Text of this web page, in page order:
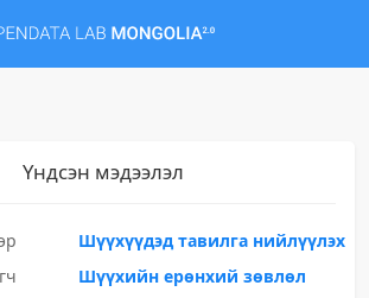
Үндсэн мэдээлэл
Шүүхүүдэд тавилга нийлүүлэх
Шүүхийн ерөнхий зөвлөл